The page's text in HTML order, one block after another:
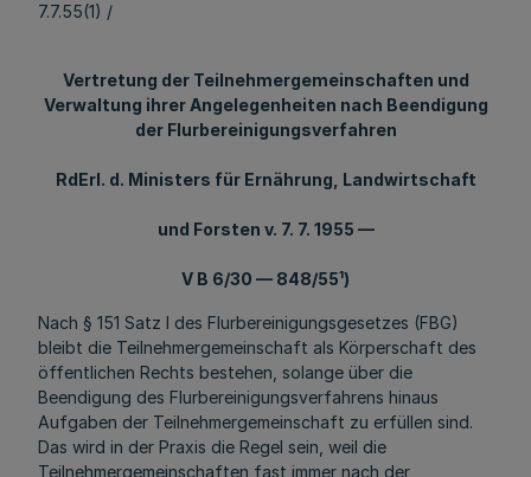
7.7.55(1) /
Vertretung der Teilnehmergemeinschaften und
Verwaltung ihrer Angelegenheiten nach Beendigung
der Flurbereinigungsverfahren
RdErl. d. Ministers für Ernährung, Landwirtschaft
und Forsten v. 7. 7. 1955 —
V B 6/30 — 848/55¹)
Nach § 151 Satz l des Flurbereinigungsgesetzes (FBG)
bleibt die Teilnehmergemeinschaft als Körperschaft des
öffentlichen Rechts bestehen, solange über die
Beendigung des Flurbereinigungsverfahrens hinaus
Aufgaben der Teilnehmergemeinschaft zu erfüllen sind.
Das wird in der Praxis die Regel sein, weil die
Teilnehmergemeinschaften fast immer nach der